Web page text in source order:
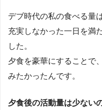
デブ時代の私の食べる量
充実しなかった一日を満
した。
夕食を豪華にすることで
みたかったんです。
夕食後の活動量は少ない